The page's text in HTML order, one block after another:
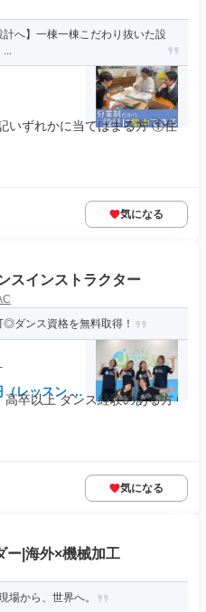
計へ】一棟一棟こだわり抜いた設
...
いずれかに当てはまる方 ①住
気になる
スインストラクター
ダンス資格を無料取得！
レッスン 60
卒以上 ダンス経験のある方
気になる
ー|海外×機械加工
場から、世界へ。